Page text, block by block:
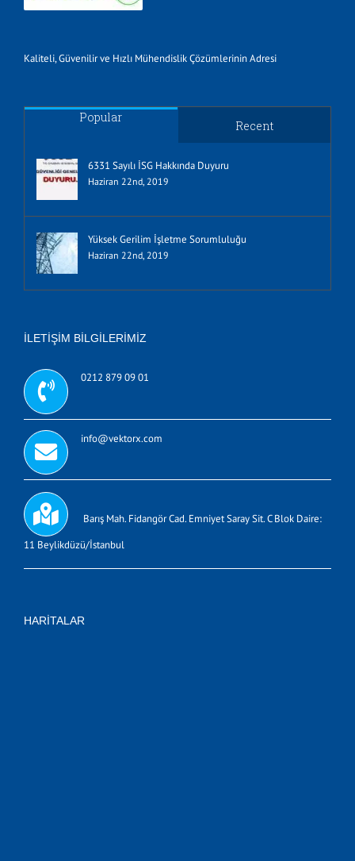
Kaliteli, Güvenilir ve Hızlı Mühendislik Çözümlerinin Adresi
Popular
Recent
6331 Sayılı İSG Hakkında Duyuru
Haziran 22nd, 2019
Yüksek Gerilim İşletme Sorumluluğu
Haziran 22nd, 2019
İLETIŞIM BILGILERIMIZ
0212 879 09 01
info@vektorx.com
Barış Mah. Fidangör Cad. Emniyet Saray Sit. C Blok Daire:
11 Beylikdüzü/İstanbul
HARITALAR